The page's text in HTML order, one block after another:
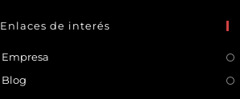
Enlaces de interés
Empresa
Blog